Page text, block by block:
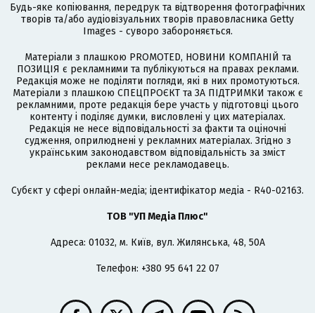
Будь-яке копіювання, передрук та відтворення фотографічних
творів та/або аудіовізуальних творів правовласника Getty
Images - суворо забороняється.
Матеріали з плашкою PROMOTED, НОВИНИ КОМПАНІЙ та
ПОЗИЦІЯ є рекламними та публікуються на правах реклами.
Редакція може не поділяти погляди, які в них промотуються.
Матеріали з плашкою СПЕЦПРОЄКТ та ЗА ПІДТРИМКИ також є
рекламними, проте редакція бере участь у підготовці цього
контенту і поділяє думки, висловлені у цих матеріалах.
Редакція не несе відповідальності за факти та оціночні
судження, оприлюднені у рекламних матеріалах. Згідно з
українським законодавством відповідальність за зміст
реклами несе рекламодавець.
Cубєкт у сфері онлайн-медіа; ідентифікатор медіа - R40-02163.
ТОВ "УП Медіа Плюс"
Адреса: 01032, м. Київ, вул. Жилянська, 48, 50А
Телефон: +380 95 641 22 07